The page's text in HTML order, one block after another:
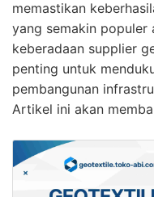
memastikan
yang semakin
keberadaan supplier
penting untuk
pembangunan
Artikel ini akan